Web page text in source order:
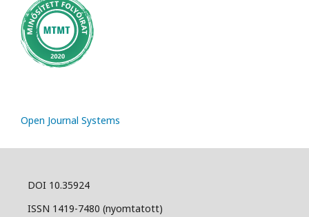
Open Journal Systems
DOI 10.35924
ISSN 1419-7480 (nyomtatott)